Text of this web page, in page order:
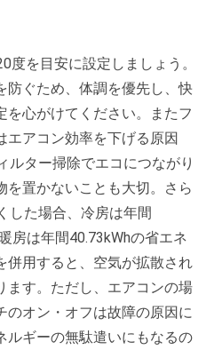
度を目安に設定しましょう。
防ぐため、体調を優先し、快
を心がけてください。またフ
エアコン効率を下げる原因
ルター掃除でエコにつながり
を置かないことも大切。さら
した場合、冷房は年間
房は年間40.73kWhの省エネ
併用すると、空気が拡散され
ます。ただし、エアコンの場
のオン・オフは故障の原因に
ルギーの無駄遣いにもなるの